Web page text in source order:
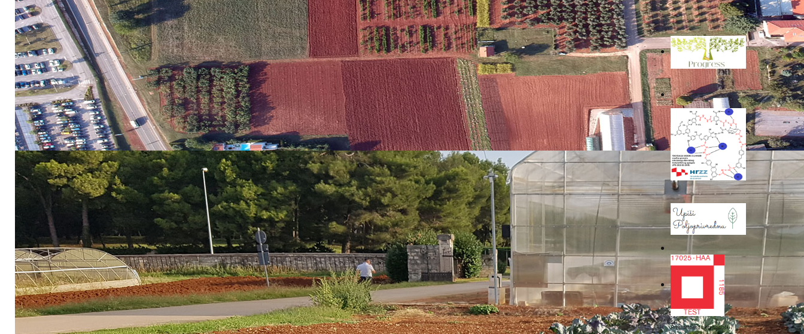
U Ateni je od 21. do 22. ožujka 2016. godine prvi put organizirano međunarodno natjecanjeThe ATHENA International Olive Oil
Competition (ATHIOOC)u kojem su se natjecala ekstra djevičanska maslinova ulja iz nekoliko zemalja. Gotovo je 260 uzoraka pristiglo na
natjecanje (no nažalost niti jedan iz Hrvatske) od čega je 75% bilo iz Grčke. Ukupno su dodijeljene 7 tzv. dvostruko zlatne medalje (uzorci koji
su prema ocjenjivačkom listiću Mario Solinas postigli 95.50-100 bodova), 42 zlatne medalje (85.50-95 bodova), 33 srebrene (75.50-85), 35
brončane (65-75) te 22 specijalne nagrade. U međunarodnim je panelima bilo nekoliko članova iz raznih zemalja poput: Grčke, Španjolske,
Italije, Portugala, Tunisa, Turske, Izraela, Cipra, SAD-a, Njemačke, Velike Britanije i Hrvatske, a među članovima međunarodnih panela bila je
i zaposlenica Instituta za poljoprivredu i turizam u Poreču, znanstvena suradnica, dr. sc. Sara Godena, inače članica i zamjenica panela
Instituta za poljoprivredu i turizam.
Prehrambeno biotehnološki i